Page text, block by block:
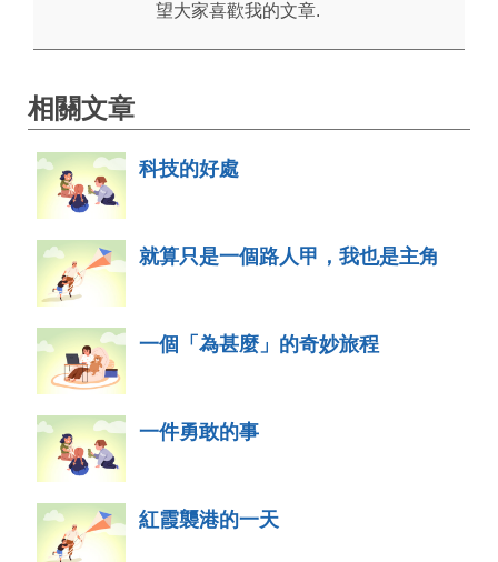
望大家喜歡我的文章.
相關文章
科技的好處
就算只是一個路人甲，我也是主角
一個「為甚麼」的奇妙旅程
一件勇敢的事
紅霞襲港的一天